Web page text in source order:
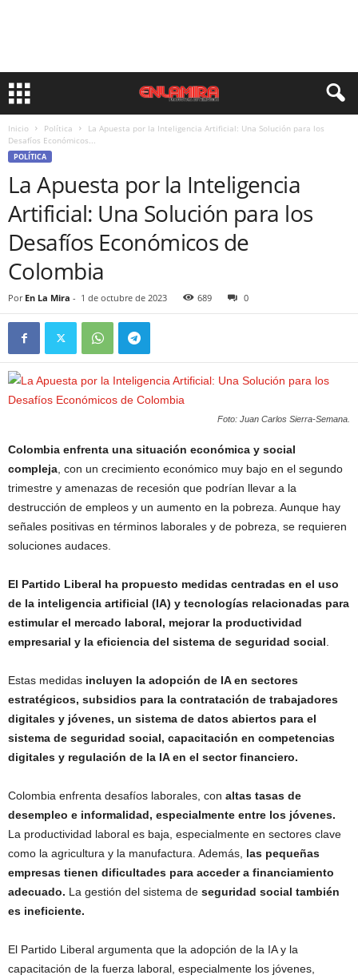
Inicio Política
La Apuesta por la Inteligencia Artificial: Una Solución para los
Desafíos Económicos...
POLÍTICA
La Apuesta por la Inteligencia
Artificial: Una Solución para los
Desafíos Económicos de
Colombia
Por En La Mira - 1 de octubre de 2023 689 0
Foto: Juan Carlos Sierra-Semana.
Colombia enfrenta una situación económica y social
compleja , con un crecimiento económico muy bajo en el segundo
trimestre y amenazas de recesión que podrían llevar a la
destrucción de empleos y un aumento en la pobreza. Aunque hay
señales positivas en términos laborales y de pobreza, se requieren
soluciones audaces.
El Partido Liberal ha propuesto medidas centradas en el uso
de la inteligencia artificial (IA) y tecnologías relacionadas para
estimular el mercado laboral, mejorar la productividad
empresarial y la eficiencia del sistema de seguridad social
Estas medidas incluyen la adopción de IA en sectores
estratégicos, subsidios para la contratación de trabajadores
digitales y jóvenes, un sistema de datos abiertos para el
sistema de seguridad social, capacitación en competencias
digitales y regulación de la IA en el sector financiero.
Colombia enfrenta desafíos laborales, con altas tasas de
desempleo e informalidad, especialmente entre los jóvenes.
La productividad laboral es baja, especialmente en sectores clave
como la agricultura y la manufactura. Además, las pequeñas
empresas tienen dificultades para acceder a financiamiento
adecuado. La gestión del sistema de seguridad social también
es ineficiente.
El Partido Liberal argumenta que la adopción de la IA y la
capacitación de la fuerza laboral, especialmente los jóvenes,